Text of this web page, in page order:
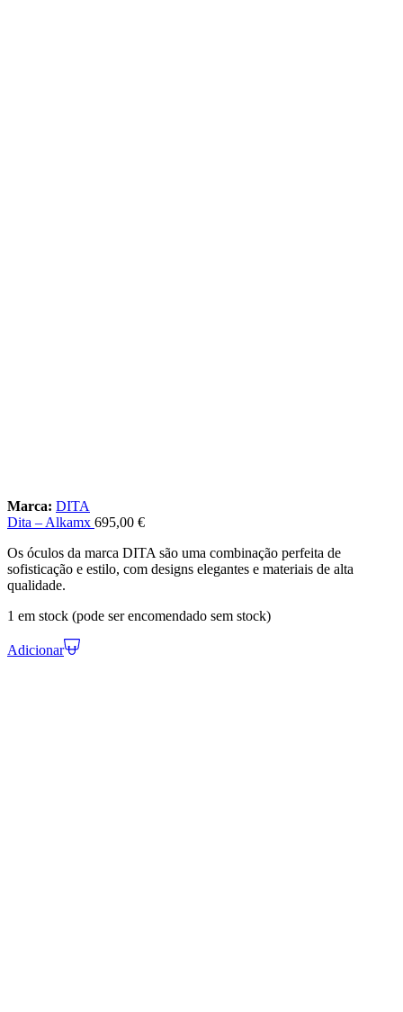
Marca: DITA
Dita – Alkamx 695,00 €
Os óculos da marca DITA são uma combinação perfeita de
sofisticação e estilo, com designs elegantes e materiais de alta
qualidade.
1 em stock (pode ser encomendado sem stock)
Adicionar